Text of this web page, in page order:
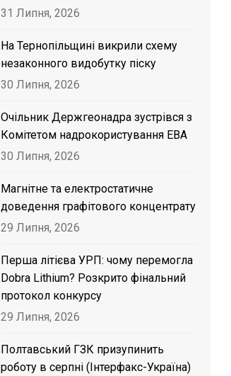
31 Липня, 2026
На Тернопільщині викрили схему
незаконного видобутку піску
30 Липня, 2026
Очільник Держгеонадра зустрівся з
Комітетом надрокористування EBA
30 Липня, 2026
Магнітне та електростатичне
доведення графітового концентрату
29 Липня, 2026
Перша літієва УРП: чому перемогла
Dobra Lithium? Розкрито фінальний
протокол конкурсу
29 Липня, 2026
Полтавський ГЗК призупинить
роботу в серпні (Інтерфакс-Україна)